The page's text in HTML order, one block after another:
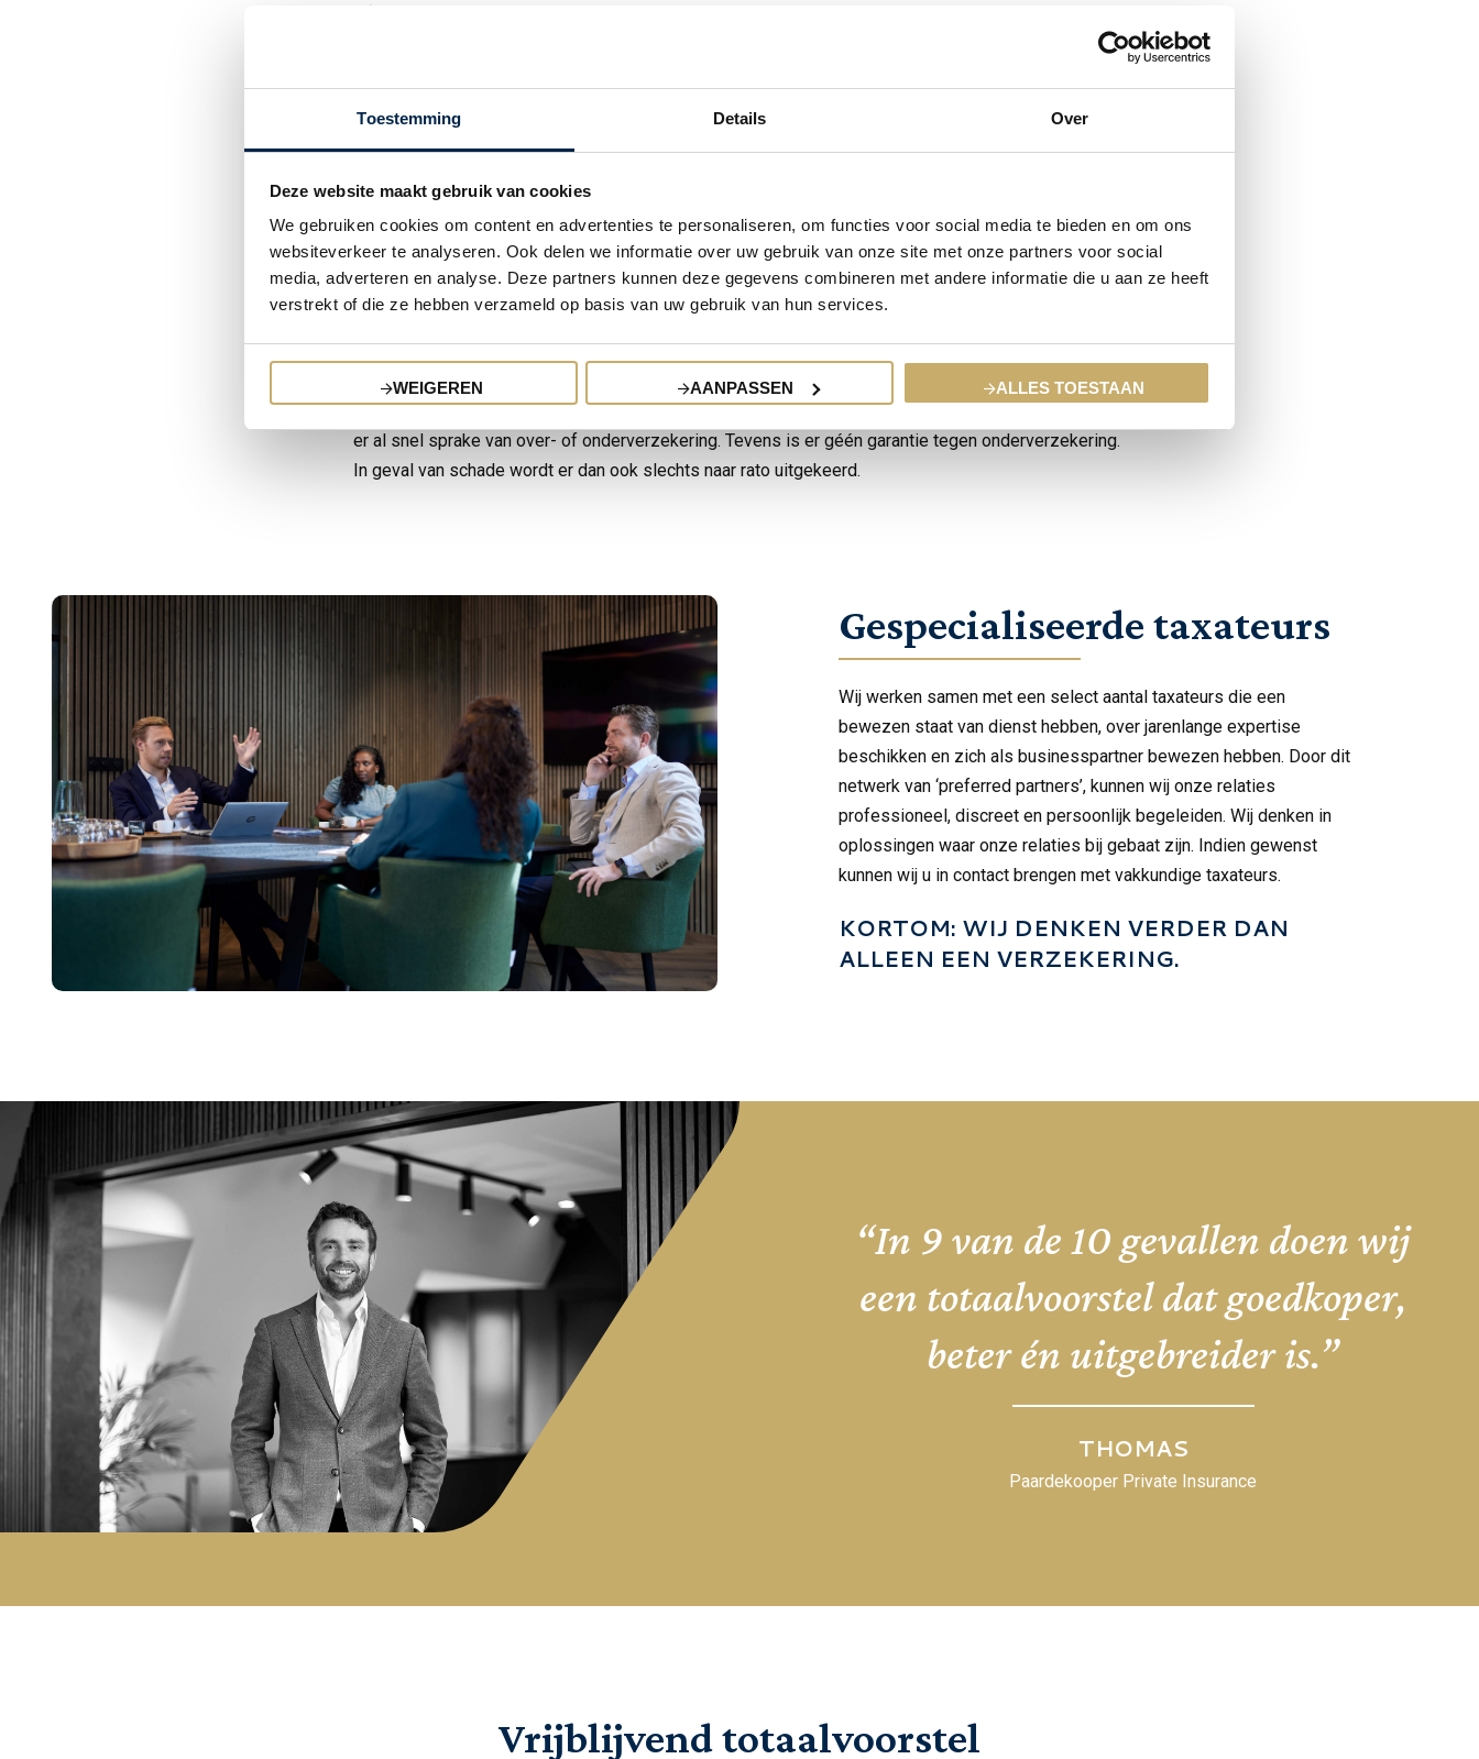
Toestemming Details Over
Deze website maakt gebruik van cookies
We gebruiken cookies om content en advertenties te personaliseren, om functies voor social media te bieden en om ons
websiteverkeer te analyseren. Ook delen we informatie over uw gebruik van onze site met onze partners voor social
media, adverteren en analyse. Deze partners kunnen deze gegevens combineren met andere informatie die u aan ze heeft
verstrekt of die ze hebben verzameld op basis van uw gebruik van hun services.
WEIGEREN AANPASSEN ALLES TOESTAAN
Daarnaast is dit uitermate geschikt ter aanvulling van een taxatierapport wanneer u tussentijds
nieuwe objecten heeft aangekocht.
Inboedelinventarisatielijst of waardemeter.
Het Verbond van Verzekeraars heeft een hulpmiddel waarmee de waarde van de inboedel globaal
vastgesteld kan worden aan de hand van een uitgebreide inventarisatielijst of middels een
puntensysteem in de waardemeter. Hiermee heeft u een garantie van 5 jaar tegen onderverzekering.
Een eigen opgave.
Dit raden wij ten zeerste af omdat de juiste waarde moeilijk te bepalen is voor een ‘leek’. Hierdoor is
er al snel sprake van over- of onderverzekering. Tevens is er géén garantie tegen onderverzekering.
In geval van schade wordt er dan ook slechts naar rato uitgekeerd.
Gespecialiseerde taxateurs
Wij werken samen met een select aantal taxateurs die een
bewezen staat van dienst hebben, over jarenlange expertise
beschikken en zich als businesspartner bewezen hebben. Door dit
netwerk van ‘preferred partners’, kunnen wij onze relaties
professioneel, discreet en persoonlijk begeleiden. Wij denken in
oplossingen waar onze relaties bij gebaat zijn. Indien gewenst
kunnen wij u in contact brengen met vakkundige taxateurs.
KORTOM: WIJ DENKEN VERDER DAN
ALLEEN EEN VERZEKERING.
“In 9 van de 10 gevallen doen wij
een totaalvoorstel dat goedkoper,
beter én uitgebreider is.”
THOMAS
Paardekooper Private Insurance
Vrijblijvend totaalvoorstel